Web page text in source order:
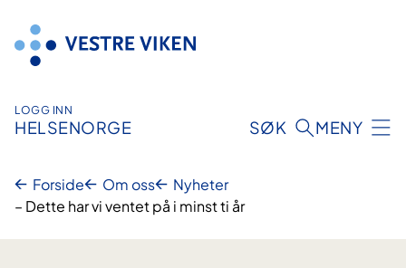
innhold
LOGG INN
HELSENORGE SØK MENY
Forside Om oss
Nyheter
– Dette har vi ventet på i minst ti år